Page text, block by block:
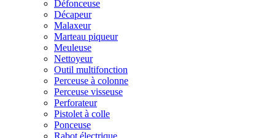
Défonceuse
Décapeur
Malaxeur
Marteau piqueur
Meuleuse
Nettoyeur
Outil multifonction
Perceuse à colonne
Perceuse visseuse
Perforateur
Pistolet à colle
Ponceuse
Rabot électrique